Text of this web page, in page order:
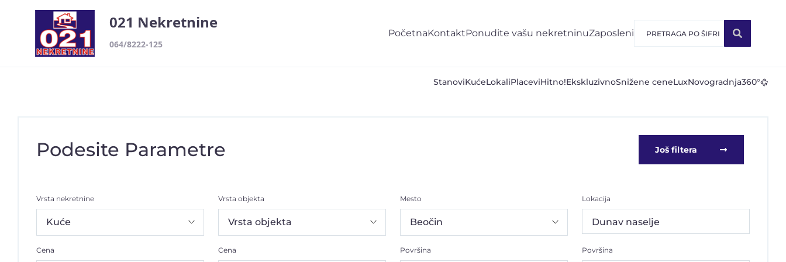
021 Nekretnine
064/8222-125
PočetnaKontaktPonudite vašu nekretninuZaposleni
StanoviKućeLokaliPlaceviHitno!EkskluzivnoSnižene ceneLuxNovogradnja360°
Podesite Parametre Još filtera
Vrsta nekretnine Vrsta objekta Mesto Lokacija
Dunav naselje
Cena Cena Površina Površina